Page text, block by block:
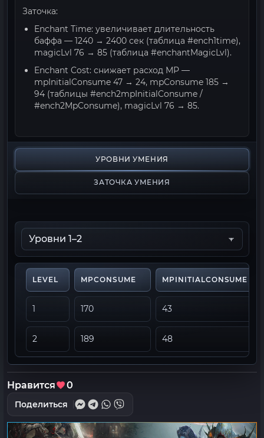
Заточка:
Enchant Time: увеличивает длительность
баффа — 1240 → 2400 сек (таблица #ench1time),
magicLvl 76 → 85 (таблица #enchantMagicLvl).
Enchant Cost: снижает расход MP —
mpInitialConsume 47 → 24, mpConsume 185 →
94 (таблицы #ench2mpInitialConsume /
#ench2MpConsume), magicLvl 76 → 85.
УРОВНИ УМЕНИЯ
ЗАТОЧКА УМЕНИЯ
LEVEL MPCONSUME MPINITIALCONSUME
1 170 43
2 189 48
Нравится 0
Поделиться